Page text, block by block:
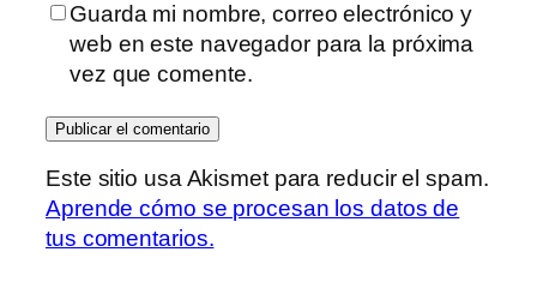
Guarda mi nombre, correo electrónico y
web en este navegador para la próxima
vez que comente.
Este sitio usa Akismet para reducir el spam.
Aprende cómo se procesan los datos de
tus comentarios.